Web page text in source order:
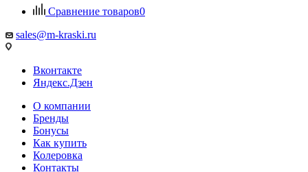
Сравнение товаров0
sales@m-kraski.ru
Вконтакте
Яндекс.Дзен
О компании
Бренды
Бонусы
Как купить
Колеровка
Контакты